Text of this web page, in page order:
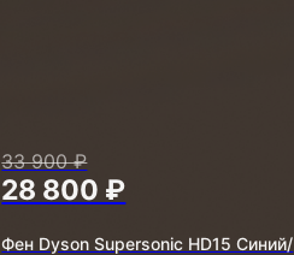
33 900 ₽
28 800 ₽
Фен Dyson Supersonic HD15 Синий/